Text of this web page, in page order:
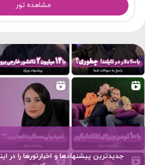
مشاهده تور
جدیدترین پیشنهادها و اخبارتورها را در